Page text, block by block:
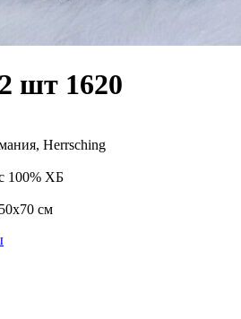
шт 1620
Herrsching
100% ХБ
см